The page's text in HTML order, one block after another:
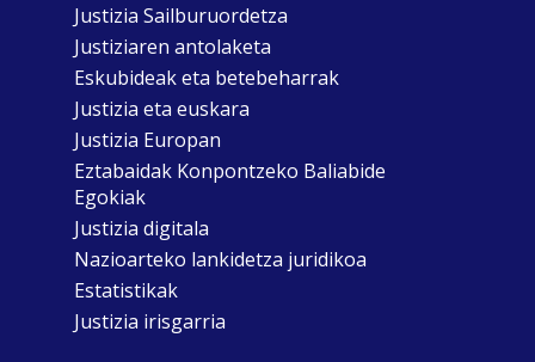
Justizia Sailburuordetza
Justiziaren antolaketa
Eskubideak eta betebeharrak
Justizia eta euskara
Justizia Europan
Eztabaidak Konpontzeko Baliabide
Egokiak
Justizia digitala
Nazioarteko lankidetza juridikoa
Estatistikak
Justizia irisgarria